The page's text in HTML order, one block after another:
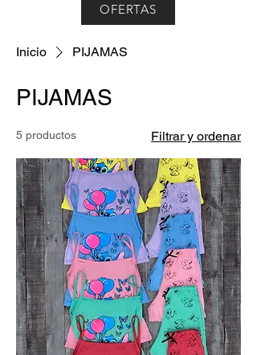
OFERTAS
Inicio PIJAMAS
PIJAMAS
5 productos Filtrar y ordenar